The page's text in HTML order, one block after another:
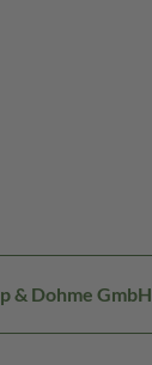
& Dohme GmbH